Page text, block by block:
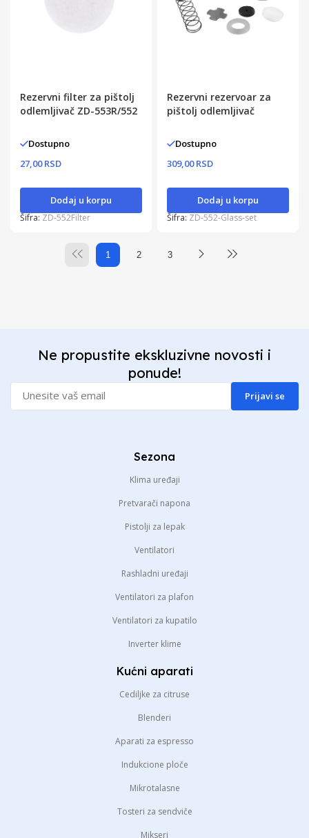
Rezervni filter za pištolj
odlemljivač ZD-553R/552
Dostupno
27,00 RSD
Dodaj u korpu
Šifra: ZD-552Filter
Rezervni rezervoar za
pištolj odlemljivač
Dostupno
309,00 RSD
Dodaj u korpu
Šifra: ZD-552-Glass-set
1 2 3
Ne propustite ekskluzivne novosti i
ponude!
Prijavi se
Sezona
Klima uređaji
Pretvarači napona
Pistolji za lepak
Ventilatori
Rashladni uređaji
Ventilatori za plafon
Ventilatori za kupatilo
Inverter klime
Kućni aparati
Cediljke za citruse
Blenderi
Aparati za espresso
Indukcione ploče
Mikrotalasne
Tosteri za sendviče
Mikseri